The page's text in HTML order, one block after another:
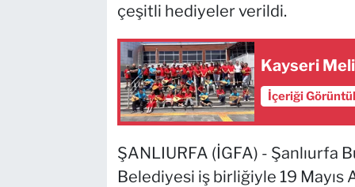
çeşitli hediyeler verildi.
Kayseri
İçeriği
ŞANLIURFA (İGFA) - Şanlıurfa
Belediyesi iş birliğiyle 19 Mayıs